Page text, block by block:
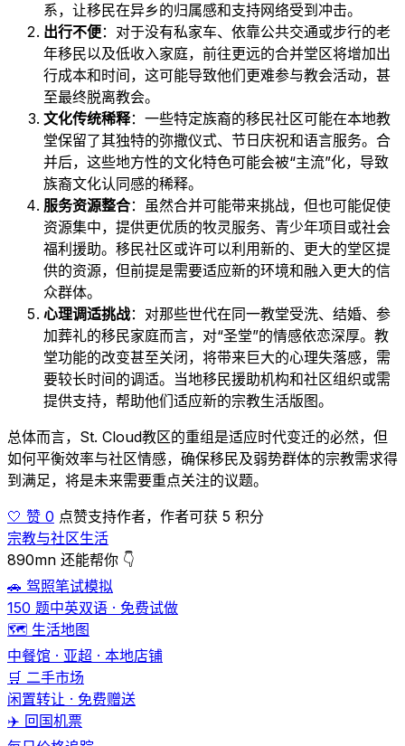
系，让移民在异乡的归属感和支持网络受到冲击。
出行不便：对于没有私家车、依靠公共交通或步行的老
年移民以及低收入家庭，前往更远的合并堂区将增加出
行成本和时间，这可能导致他们更难参与教会活动，甚
至最终脱离教会。
文化传统稀释：一些特定族裔的移民社区可能在本地教
堂保留了其独特的弥撒仪式、节日庆祝和语言服务。合
并后，这些地方性的文化特色可能会被“主流”化，导致
族裔文化认同感的稀释。
服务资源整合：虽然合并可能带来挑战，但也可能促使
资源集中，提供更优质的牧灵服务、青少年项目或社会
福利援助。移民社区或许可以利用新的、更大的堂区提
供的资源，但前提是需要适应新的环境和融入更大的信
众群体。
心理调适挑战：对那些世代在同一教堂受洗、结婚、参
加葬礼的移民家庭而言，对“圣堂”的情感依恋深厚。教
堂功能的改变甚至关闭，将带来巨大的心理失落感，需
要较长时间的调适。当地移民援助机构和社区组织或需
提供支持，帮助他们适应新的宗教生活版图。
总体而言，St. Cloud教区的重组是适应时代变迁的必然，但
如何平衡效率与社区情感，确保移民及弱势群体的宗教需求得
到满足，将是未来需要重点关注的议题。
🤍 赞 0 点赞支持作者，作者可获 5 积分
宗教与社区生活
890mn 还能帮你 👇
🚗 驾照笔试模拟
150 题中英双语 · 免费试做
🗺️ 生活地图
中餐馆 · 亚超 · 本地店铺
🛒 二手市场
闲置转让 · 免费赠送
✈️ 回国机票